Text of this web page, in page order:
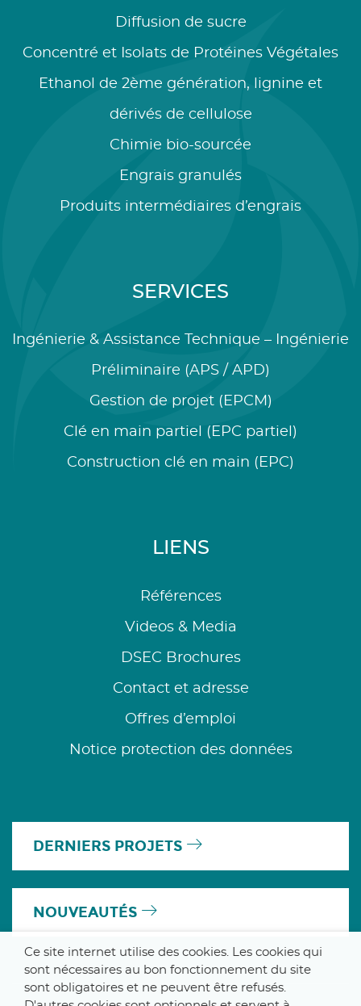
Diffusion de sucre
Concentré et Isolats de Protéines Végétales
Ethanol de 2ème génération, lignine et
dérivés de cellulose
Chimie bio-sourcée
Engrais granulés
Produits intermédiaires d’engrais
SERVICES
Ingénierie & Assistance Technique – Ingénierie
Préliminaire (APS / APD)
Gestion de projet (EPCM)
Clé en main partiel (EPC partiel)
Construction clé en main (EPC)
LIENS
Références
Videos & Media
DSEC Brochures
Contact et adresse
Offres d’emploi
Notice protection des données
DERNIERS PROJETS
NOUVEAUTÉS
Ce site internet utilise des cookies. Les cookies qui
sont nécessaires au bon fonctionnement du site
sont obligatoires et ne peuvent être refusés.